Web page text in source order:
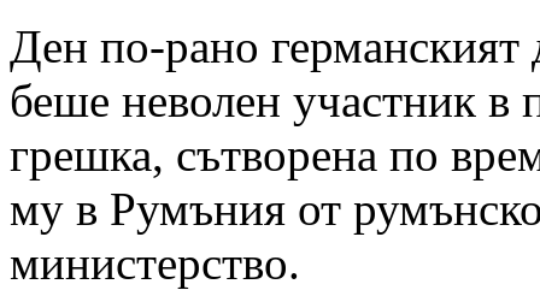
Ден по-рано
беше неволен участник в
грешка, сътворена по
му в Румъния от
министерство.